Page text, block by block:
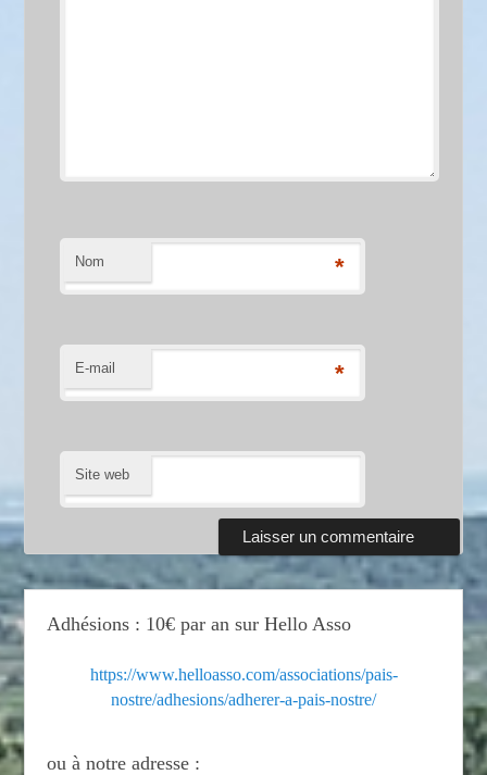
Nom *
E-mail *
Site web
Adhésions : 10€ par an sur Hello Asso
https://www.helloasso.com/associations/pais-
nostre/adhesions/adherer-a-pais-nostre/
ou à notre adresse :